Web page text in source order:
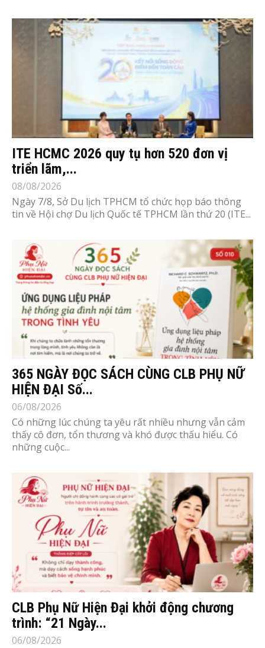
ITE HCMC 2026 quy tụ hơn 520 đơn vị
triển lãm,...
08/08/2026
Ngày 7/8, Sở Du lịch TPHCM tổ chức họp báo thông
tin về Hội chợ Du lịch Quốc tế TPHCM lần thứ 20 (ITE...
365 NGÀY ĐỌC SÁCH CÙNG CLB PHỤ NỮ
HIỆN ĐẠI Số...
06/08/2026
Có những lúc chúng ta yêu rất nhiều nhưng vẫn cảm
thấy cô đơn, tổn thương và khó được thấu hiểu. Có
những cuộc...
CLB Phụ Nữ Hiện Đại khởi động chương
trình: “21 Ngày...
06/08/2026